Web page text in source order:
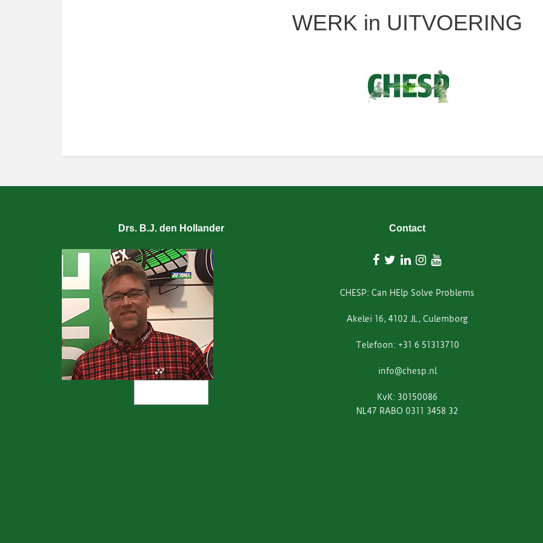
WERK in UITVOERING
Drs. B.J. den Hollander Contact
CHESP: Can HElp Solve Problems
Akelei 16, 4102 JL, Culemborg
Telefoon: +31 6 51313710
info@chesp.nl
KvK: 30150086
NL47 RABO 0311 3458 32